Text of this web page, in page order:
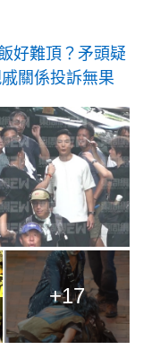
好難頂？矛頭疑
關係投訴無果
+17